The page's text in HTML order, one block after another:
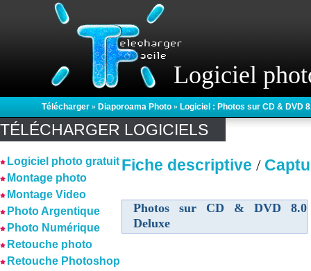
Logiciel
Télécharger » Diaporoama Photo » Logiciel : Photos sur CD & DVD
TÉLÉCHARGER LOGICIELS
Logiciel photo gratuit
Montage photo
Montage Video
Photo Argentique
Photo Numérique
Retouche photo
Retouche Photoshop
Fiche descriptive /
Photos sur CD & DVD 8.0
Deluxe